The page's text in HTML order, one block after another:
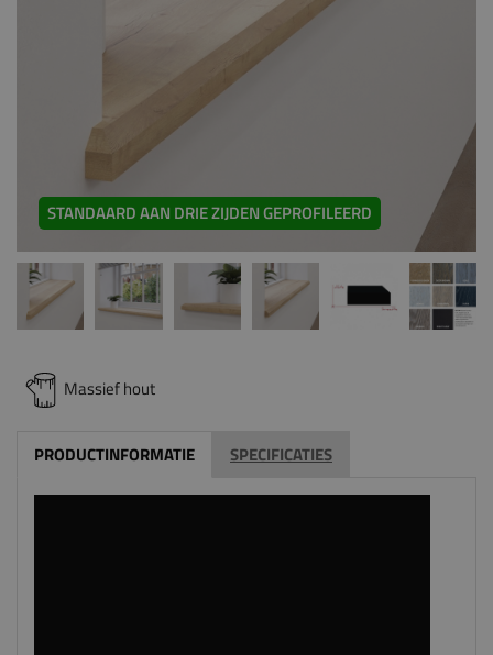
STANDAARD AAN DRIE ZIJDEN GEPROFILEERD
Massief hout
PRODUCTINFORMATIE SPECIFICATIES